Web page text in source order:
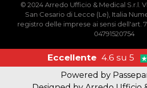
© 2024 Arredo Ufficio & Medical S.r.l.
San Cesario di Lecce (Le), Italia
registro delle imprese ai sensi dell'art.
04791520754
Eccellente 4.6 su 5
Powered by